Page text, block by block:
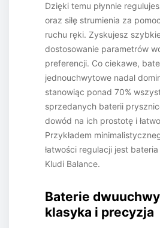
Dzięki temu płynnie
oraz siłę strumienia za
ruchu ręki. Zyskujesz
dostosowanie parametrów
preferencji. Co ciekawe,
jednouchwytowe nadal
stanowiąc ponad 70%
sprzedanych baterii
dowód na ich prostotę i
Przykładem
łatwości regulacji jest
Kludi Balance.
Baterie
klasyka i precyzja